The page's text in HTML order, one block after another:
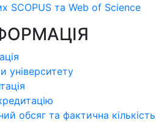
SCOPUS та Web of Science
університету
обсяг та фактична кількість